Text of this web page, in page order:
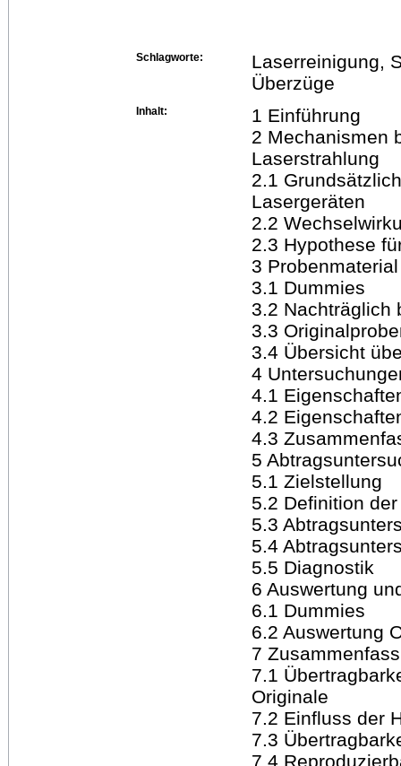
Schlagworte:
Laserreinigung,
Überzüge
Inhalt:
1 Einführung
2 Mechanismen
Laserstrahlung
2.1
Lasergeräten
2.2
2.3 Hypothese
3 Probenmaterial
3.1 Dummies
3.2 Nachträglich
3.3
3.4 Übersicht
4
4.1
4.2
4.3
5
5.1 Zielstellung
5.2 Definition
5.3
5.4
5.5 Diagnostik
6 Auswertung
6.1 Dummies
6.2 Auswertung
7
7.1
Originale
7.2 Einfluss der
7.3
7.4